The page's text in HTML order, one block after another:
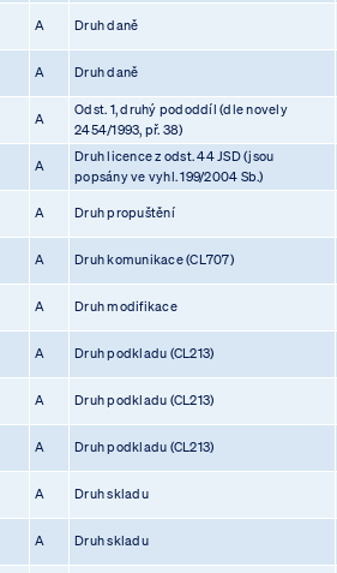
A Druh daně
A Druh daně
A
Odst. 1, druhý pododdíl (dle novely
2454/1993, př. 38)
A
Druh licence z odst. 44 JSD (jsou
popsány ve vyhl. 199/2004 Sb.)
A Druh propuštění
A Druh komunikace (CL707)
A Druh modifikace
A Druh podkladu (CL213)
A Druh podkladu (CL213)
A Druh podkladu (CL213)
A Druh skladu
A Druh skladu